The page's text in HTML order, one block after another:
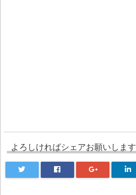
よろしければシェアお願いします